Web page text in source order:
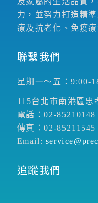
力，並努力打造精
療及抗老化、免疫
聯繫我們
星期一～五：9:00-
115台北市南港區忠
電話：02-85210148
傳真：02-85211545
Email:
追蹤我們